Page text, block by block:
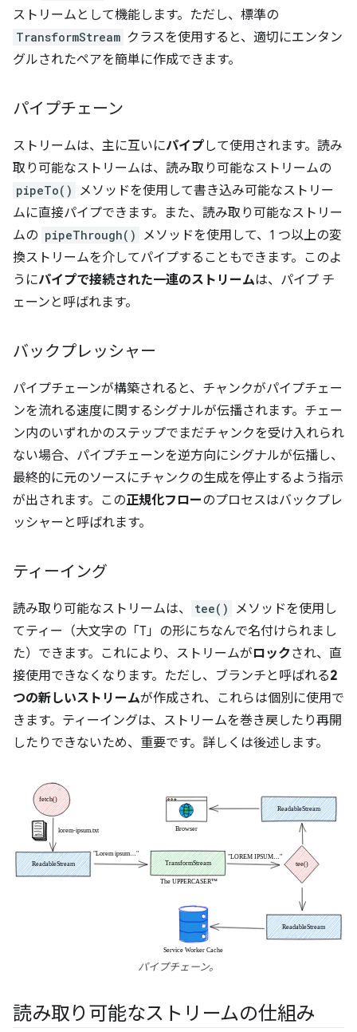
ストリームとして機能します。ただし、標準の
TransformStream クラスを使用すると、適切にエンタン
グルされたペアを簡単に作成できます。
パイプチェーン
ストリームは、主に互いにパイプして使用されます。読み
取り可能なストリームは、読み取り可能なストリームの
pipeTo()
メソッドを使用して書き込み可能なストリー
ムに直接パイプできます。また、読み取り可能なストリー
ムの pipeThrough()
メソッドを使用して、1 つ以上の変
換ストリームを介してパイプすることもできます。このよ
うにパイプで接続された一連のストリームは、パイプ チ
ェーンと呼ばれます。
バックプレッシャー
パイプチェーンが構築されると、チャンクがパイプチェー
ンを流れる速度に関するシグナルが伝播されます。チェー
ン内のいずれかのステップでまだチャンクを受け入れられ
ない場合、パイプチェーンを逆方向にシグナルが伝播し、
最終的に元のソースにチャンクの生成を停止するよう指示
が出されます。この正規化フローのプロセスはバックプレ
ッシャーと呼ばれます。
ティーイング
読み取り可能なストリームは、 tee()
メソッドを使用し
てティー（大文字の「T」の形にちなんで名付けられまし
た）できます。これにより、ストリームがロックされ、直
接使用できなくなります。ただし、ブランチと呼ばれる2
つの新しいストリームが作成され、これらは個別に使用で
きます。ティーイングは、ストリームを巻き戻したり再開
したりできないため、重要です。詳しくは後述します。
パイプチェーン。
読み取り可能なストリームの仕組み